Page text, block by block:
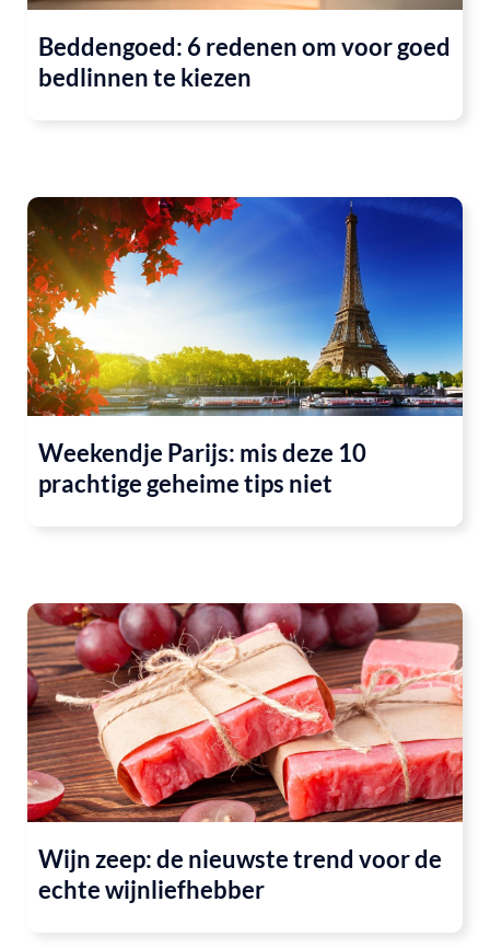
Beddengoed: 6 redenen om voor goed
bedlinnen te kiezen
Weekendje Parijs: mis deze 10
prachtige geheime tips niet
Wijn zeep: de nieuwste trend voor de
echte wijnliefhebber